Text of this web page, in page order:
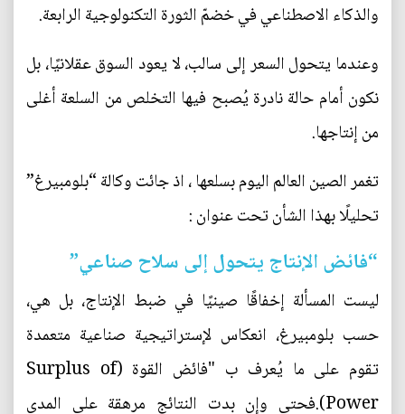
والذكاء الاصطناعي في خضمّ الثورة التكنولوجية الرابعة.
وعندما يتحول السعر إلى سالب، لا يعود السوق عقلانيًا، بل
نكون أمام حالة نادرة يُصبح فيها التخلص من السلعة أغلى
من إنتاجها.
تغمر الصين العالم اليوم بسلعها ، اذ جائت وكالة “بلومبيرغ”
تحليلًا بهذا الشأن تحت عنوان :
“فائض الإنتاج يتحول إلى سلاح صناعي”
ليست المسألة إخفاقًا صينيًا في ضبط الإنتاج، بل هي،
حسب بلومبيرغ، انعكاس لإستراتيجية صناعية متعمدة
تقوم على ما يُعرف ب "فائض القوة (Surplus of
Power).فحتى وإن بدت النتائج مرهقة على المدى